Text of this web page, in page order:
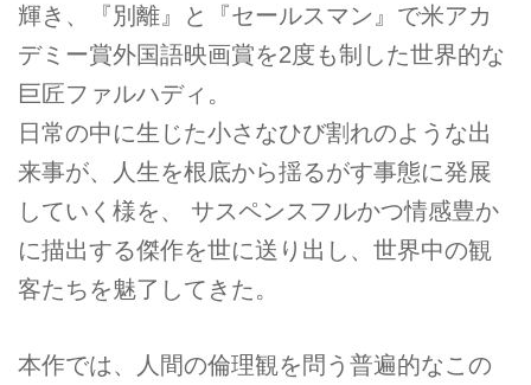
輝き、『別離』と『セールスマン』で米アカ
デミー賞外国語映画賞を2度も制した世界的な
巨匠ファルハディ。
日常の中に生じた小さなひび割れのような出
来事が、人生を根底から揺るがす事態に発展
していく様を、 サスペンスフルかつ情感豊か
に描出する傑作を世に送り出し、世界中の観
客たちを魅了してきた。
本作では、人間の倫理観を問う普遍的なこの